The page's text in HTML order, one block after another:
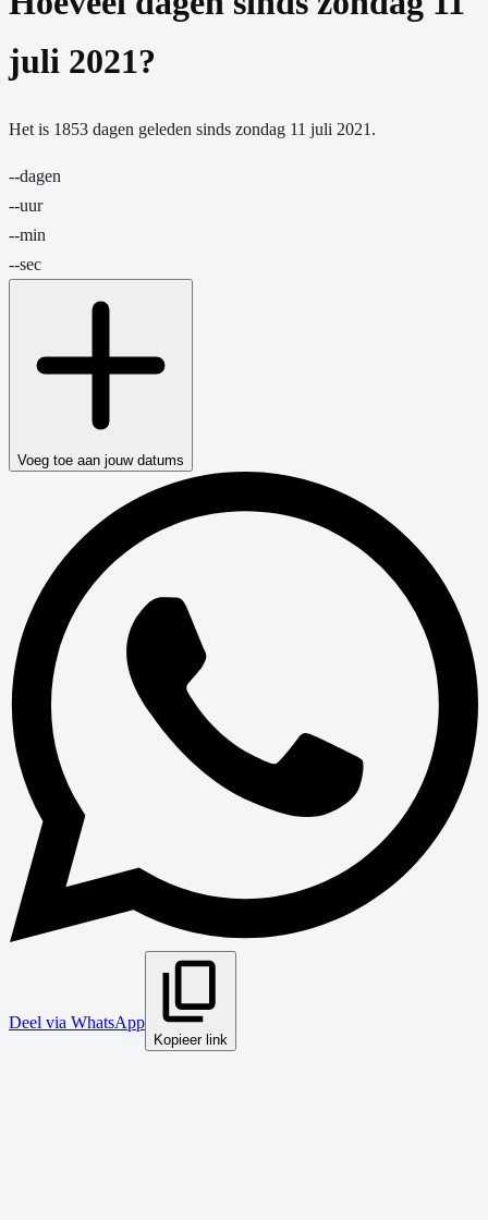
juli 2021?
Het is 1853 dagen geleden sinds zondag 11 juli 2021 .
--dagen
--uur
--min
--sec
Voeg toe aan jouw datums
Deel via WhatsApp
Kopieer link